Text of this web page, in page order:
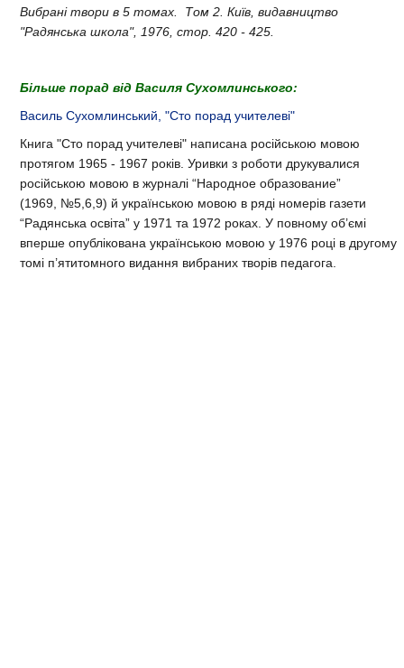
Вибрані твори в 5 томах. Том 2. Київ, видавництво
"Радянська школа", 1976, стор. 420 - 425.
Більше порад від Василя Сухомлинського:
Василь Сухомлинський, "Сто порад учителеві"
Книга "Сто порад учителеві" написана російською мовою
протягом 1965 - 1967 років. Уривки з роботи друкувалися
російською мовою в журналі “Народное образование”
(1969, №5,6,9) й українською мовою в ряді номерів газети
“Радянська освіта” у 1971 та 1972 роках. У повному об’ємі
вперше опублікована українською мовою у 1976 році в другому
томі п’ятитомного видання вибраних творів педагога.